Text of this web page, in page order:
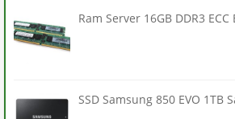
Ram Server 16GB DDR3 ECC
SSD Samsung 850 EVO 1TB